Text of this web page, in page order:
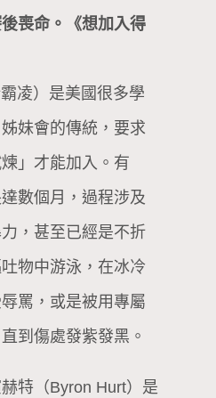
喪命。《想加入得
凌）是美國很多學
妹會的傳統，要求
」才能加入。有
數個月，過程涉及
，甚至已經是不折
物中游泳，在冰冷
罵，或是被用專屬
到傷處發紫發黑。
特（Byron Hurt）是